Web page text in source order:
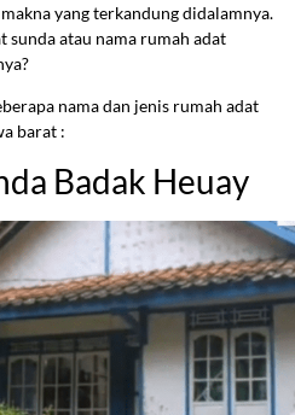
yang terkandung didalamnya.
sunda atau nama rumah adat
nama dan jenis rumah adat
barat :
Badak Heuay